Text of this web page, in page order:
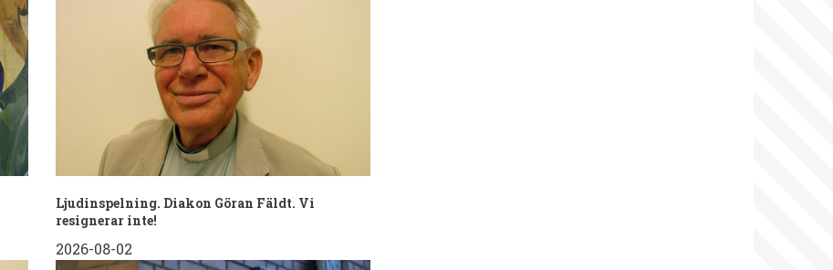
Ljudinspelning. Diakon Göran Fäldt. Vi
resignerar inte!
2026-08-02